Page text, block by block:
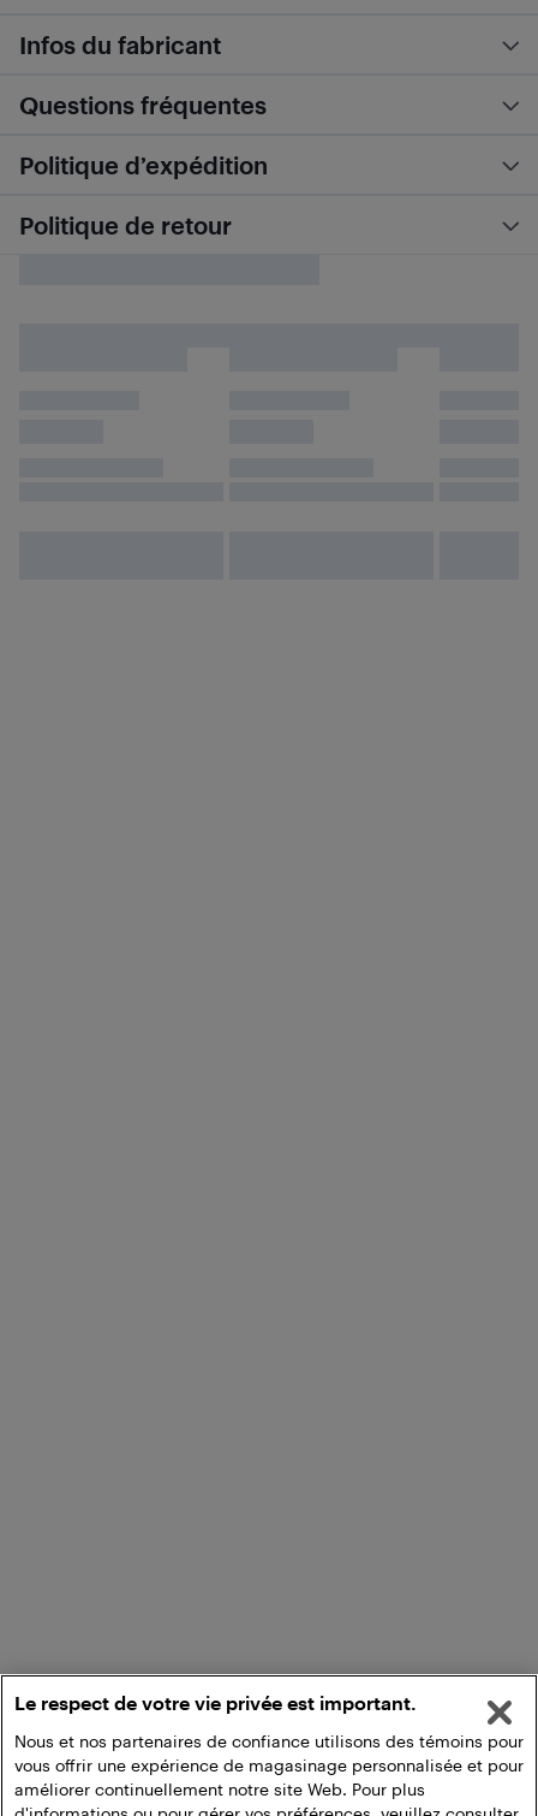
Infos du fabricant
Questions fréquentes
Politique d’expédition
Politique de retour
Le respect de votre vie privée est important.
Nous et nos partenaires de confiance utilisons des témoins pour
vous offrir une expérience de magasinage personnalisée et pour
améliorer continuellement notre site Web. Pour plus